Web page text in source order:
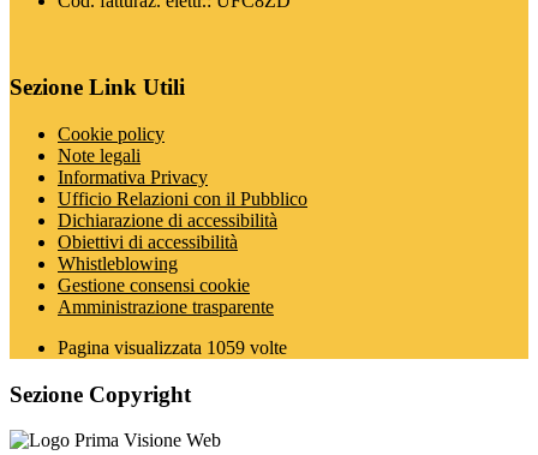
Sezione Link Utili
Cookie policy
Note legali
Informativa Privacy
Ufficio Relazioni con il Pubblico
Dichiarazione di accessibilità
Obiettivi di accessibilità
Whistleblowing
Gestione consensi cookie
Amministrazione trasparente
Pagina visualizzata 1059 volte
Sezione Copyright